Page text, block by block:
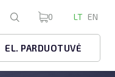
0 LT EN
EL. PARDUOTUVĖ